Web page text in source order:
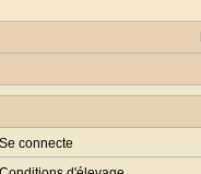
Se connecte